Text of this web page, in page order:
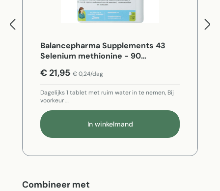
Balancepharma Supplements 43
Selenium methionine - 90
€ 21,95 € 0,24/dag
Dagelijks 1 tablet met ruim water in te nemen, Bij
voorkeur …
In winkelmand
Productgalerij overslaan
Combineer met